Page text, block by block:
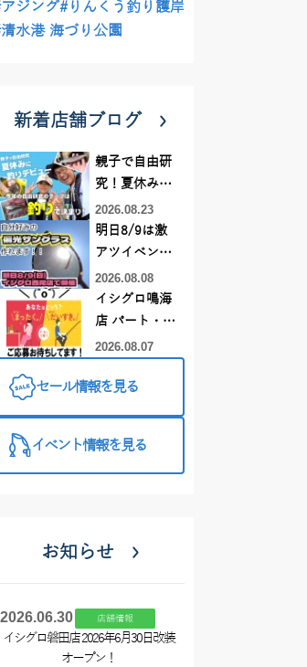
ジング#りんくう釣り護岸
水港 海づり公園
新着店舗ブログ
親子で自由研
究！夏休みに
釣りデビュー
2026.08.23
明日8/9は激
アツイベント
日！！！～オ
ーダー偏光グ
ラス受注会～
2026.08.08
イシグロ鳴海
店 パート・ア
ルバイトスタ
募集中！
2026.08.07
セール情報を見る
イベント情報を見る
お知らせ
2026.06.30 店舗情報
イシグロ磐田店 2026年6月30日改装
オープン！